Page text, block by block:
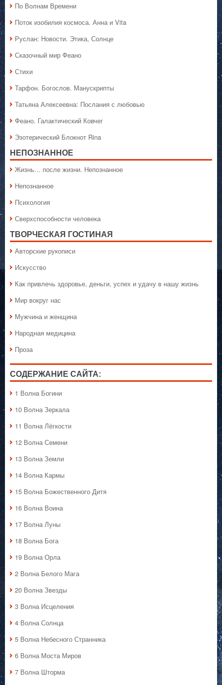
По Волнам Времени
Поток изобилия космоса. Анна и Vita
Руслан: Новости. Этика, Солнце
Сказочный мир Феано
Стихи
Тарфон. Богослов. Манускрипты
Татьяна Алексеевна: Послания с любовью
Феано. Галактический Ковчег
Эзотерический Блокнот Rina
НЕПОЗНАННОЕ
Жизнь… после жизни. Непознанное
Непознанное
Психология
Сверхспособности человека
ТВОРЧЕСКАЯ ГОСТИНАЯ
Авторские рукописи
Искусство
Как привлечь здоровье, деньги, успех и удачу в нашу жизнь
Мир вокруг нас
Мужчина и женщина
Народная медицина
Проза
СОДЕРЖАНИЕ САЙТА:
1 Волна Богини
10 Волна Зеркала
11 Волна Лёгкости
12 Волна Семени
13 Волна Земли
14 Волна Кармы
15 Волна Божественного Дитя
16 Волна Воина
17 Волна Луны
18 Волна Бога
19 Волна Орла
2 Волна Белого Мага
20 Волна Звезды
3 Волна Исцеления
4 Волна Солнца
5 Волна Небесного Странника
6 Волна Моста Миров
7 Волна Шторма